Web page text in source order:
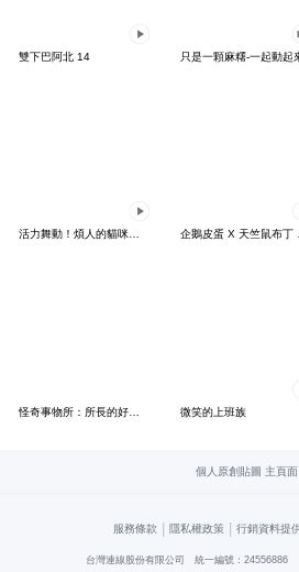
雙下巴阿北 14 只是一顆麻糬-一起動起
活力舞動！煩人的貓咪★迷你版 2 企
微笑的上班族
個人原創貼圖 主頁面
服務條款 | 隱私權政策 | 行銷資料提
台灣連線股份有限公司 統一編號：24556886